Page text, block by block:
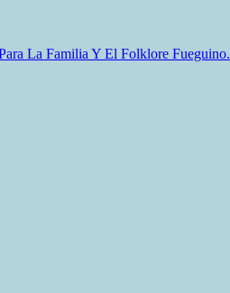
La Familia Y El Folklore Fueguino.